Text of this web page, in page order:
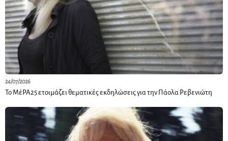
24/07/2026
Το ΜέΡΑ25 ετοιμάζει θεματικές εκδηλώσεις για την Πάολα Ρεβενιώτη